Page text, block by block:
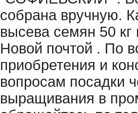
собрана вручную.
высева семян 50 кг
Новой почтой . По
приобретения и
вопросам посадки
выращивания в